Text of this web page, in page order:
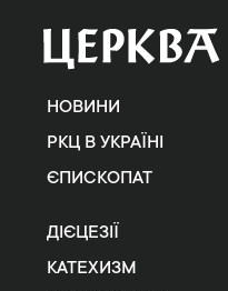
НОВИНИ
РКЦ В УКРАЇНІ
ЄПИСКОПАТ
ДІЄЦЕЗІЇ
КАТЕХИЗМ